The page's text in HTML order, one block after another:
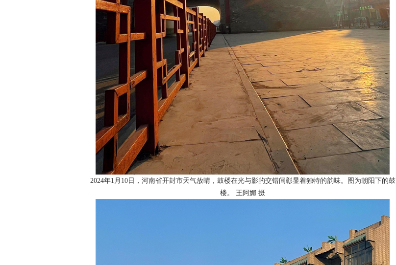
2024年1月10日，河南省开封市天气放晴，鼓楼在光与影的交错间彰显着独特的韵味。图为朝阳下的鼓
楼。 王阿媚 摄